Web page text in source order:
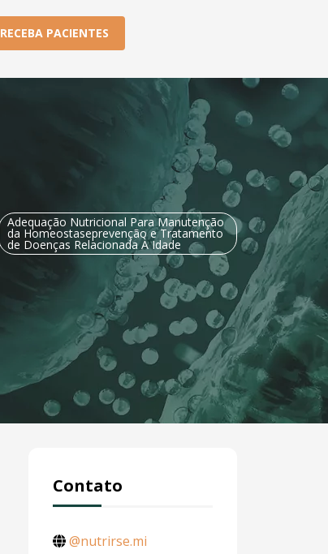
RECEBA PACIENTES
Adequação Nutricional Para Manutenção
da Homeostaseprevenção e Tratamento
de Doenças Relacionada À Idade
Contato
@nutrirse.mi